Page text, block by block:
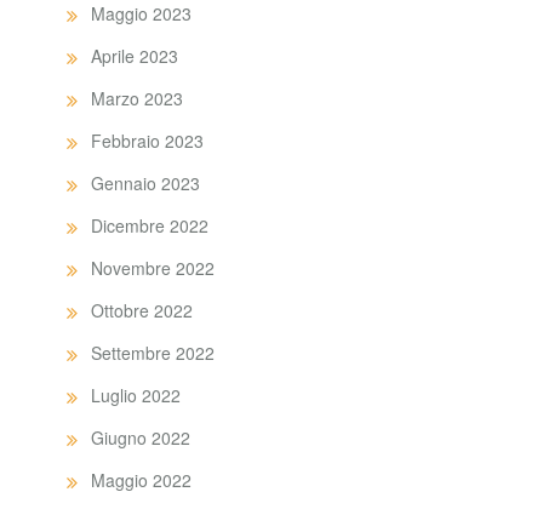
Maggio 2023
Aprile 2023
Marzo 2023
Febbraio 2023
Gennaio 2023
Dicembre 2022
Novembre 2022
Ottobre 2022
Settembre 2022
Luglio 2022
Giugno 2022
Maggio 2022